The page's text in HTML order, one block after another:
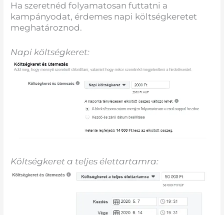
Ha szeretnéd folyamatosan futtatni a
kampányodat, érdemes napi költségkeretet
meghatároznod.
Napi költségkeret:
Költségkeret a teljes élettartamra: